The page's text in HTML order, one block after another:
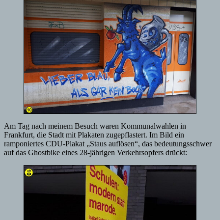
Am Tag nach meinem Besuch waren Kommunalwahlen in
Frankfurt, die Stadt mit Plakaten zugepflastert. Im Bild ein
ramponiertes CDU-Plakat „Staus auflösen“, das bedeutungsschwer
auf das Ghostbike eines 28-jährigen Verkehrsopfers drückt: